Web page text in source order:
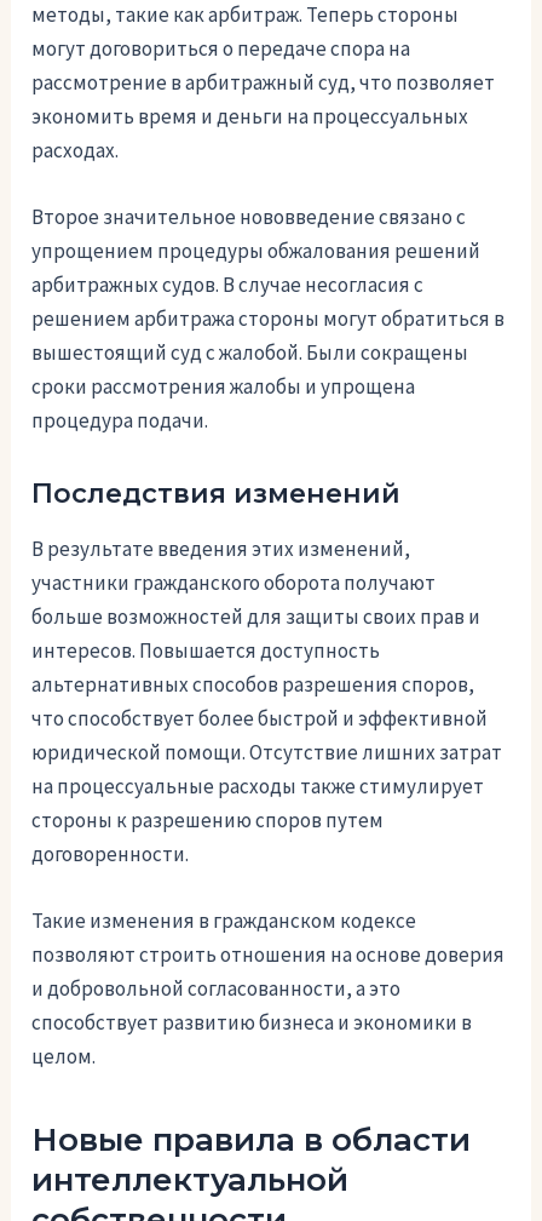
методы, такие как арбитраж. Теперь стороны
могут договориться о передаче спора на
рассмотрение в арбитражный суд, что позволяет
экономить время и деньги на процессуальных
расходах.
Второе значительное нововведение связано с
упрощением процедуры обжалования решений
арбитражных судов. В случае несогласия с
решением арбитража стороны могут обратиться в
вышестоящий суд с жалобой. Были сокращены
сроки рассмотрения жалобы и упрощена
процедура подачи.
Последствия изменений
В результате введения этих изменений,
участники гражданского оборота получают
больше возможностей для защиты своих прав и
интересов. Повышается доступность
альтернативных способов разрешения споров,
что способствует более быстрой и эффективной
юридической помощи. Отсутствие лишних затрат
на процессуальные расходы также стимулирует
стороны к разрешению споров путем
договоренности.
Такие изменения в гражданском кодексе
позволяют строить отношения на основе доверия
и добровольной согласованности, а это
способствует развитию бизнеса и экономики в
целом.
Новые правила в области
интеллектуальной